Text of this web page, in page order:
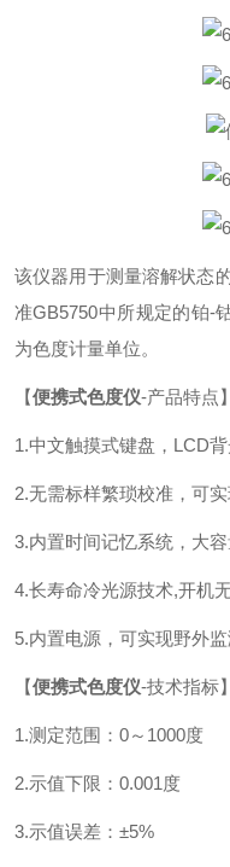
该仪器用于测量溶解状态
准GB5750中所规定的铂-
为色度计量单位。
【便携式色度仪-产品特点】
1.中文触摸式键盘，LCD
2.无需标样繁琐校准，可
3.内置时间记忆系统，大
4.长寿命冷光源技术,开机
5.内置电源，可实现野外监
【便携式色度仪-技术指标】
1.测定范围：0～1000度
2.示值下限：0.001度
3.示值误差：±5%